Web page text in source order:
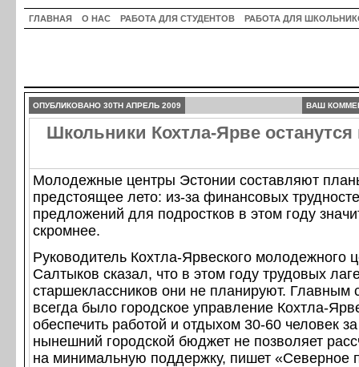
ГЛАВНАЯ О НАС РАБОТА ДЛЯ СТУДЕНТОВ РАБОТА ДЛЯ
ОПУБЛИКОВАНО 30TH АПРЕЛЬ 2009 ВАШ
Школьники Кохтла-Ярве останутся
Молодежные центры Эстонии составляют
предстоящее лето: из-за финансовых
предложений для подростков в этом году
скромнее.
Руководитель Кохтла-Ярвеского молодежного
Салтыков сказал, что в этом году трудовых
старшеклассников они не планируют. Главным
всегда было городское управление Кохтла-
обеспечить работой и отдыхом 30-60 человек
нынешний городской бюджет не позволяет
на минимальную поддержку, пишет «Северное